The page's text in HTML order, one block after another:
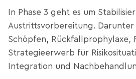
In Phase 3 geht es um
Austrittsvorbereitung. Darunter
Schöpfen, Rückfallprophylaxe,
Strategieerwerb für
Integration und